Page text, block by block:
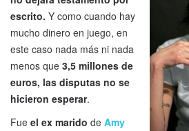
escrito. Y como cuando hay
mucho dinero en juego, en
este caso nada más ni nada
menos que 3,5 millones de
euros, las disputas no se
hicieron esperar.
Fue el ex marido de Amy